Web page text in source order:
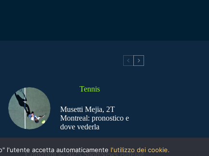
Tennis
Musetti Mejia, 2T
Montreal: pronostico e
dove vederla
l'utente accetta automaticamente l'utilizzo dei cookie.